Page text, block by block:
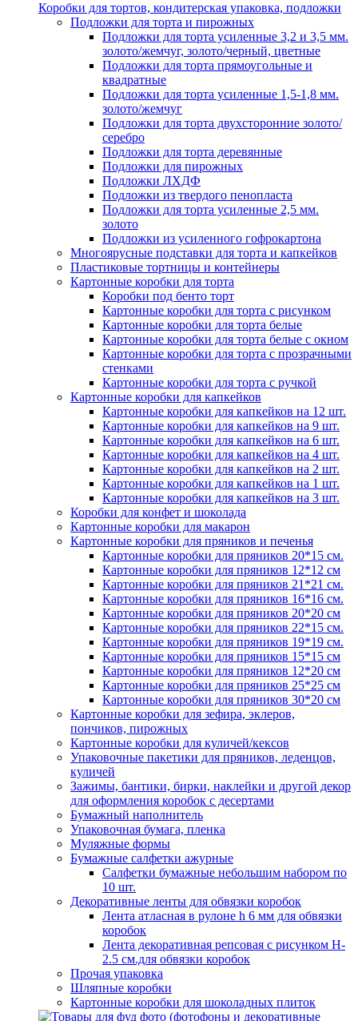
Коробки для тортов, кондитерская упаковка, подложки
Подложки для торта и пирожных
Подложки для торта усиленные 3,2 и 3,5 мм.
золото/жемчуг, золото/черный, цветные
Подложки для торта прямоугольные и
квадратные
Подложки для торта усиленные 1,5-1,8 мм.
золото/жемчуг
Подложки для торта двухсторонние золото/
серебро
Подложки для торта деревянные
Подложки для пирожных
Подложки ЛХДФ
Подложки из твердого пенопласта
Подложки для торта усиленные 2,5 мм.
золото
Подложки из усиленного гофрокартона
Многоярусные подставки для торта и капкейков
Пластиковые тортницы и контейнеры
Картонные коробки для торта
Коробки под бенто торт
Картонные коробки для торта с рисунком
Картонные коробки для торта белые
Картонные коробки для торта белые с окном
Картонные коробки для торта с прозрачными
стенками
Картонные коробки для торта с ручкой
Картонные коробки для капкейков
Картонные коробки для капкейков на 12 шт.
Картонные коробки для капкейков на 9 шт.
Картонные коробки для капкейков на 6 шт.
Картонные коробки для капкейков на 4 шт.
Картонные коробки для капкейков на 2 шт.
Картонные коробки для капкейков на 1 шт.
Картонные коробки для капкейков на 3 шт.
Коробки для конфет и шоколада
Картонные коробки для макарон
Картонные коробки для пряников и печенья
Картонные коробки для пряников 20*15 см.
Картонные коробки для пряников 12*12 см
Картонные коробки для пряников 21*21 см.
Картонные коробки для пряников 16*16 см.
Картонные коробки для пряников 20*20 см
Картонные коробки для пряников 22*15 см.
Картонные коробки для пряников 19*19 см.
Картонные коробки для пряников 15*15 см
Картонные коробки для пряников 12*20 см
Картонные коробки для пряников 25*25 см
Картонные коробки для пряников 30*20 см
Картонные коробки для зефира, эклеров,
пончиков, пирожных
Картонные коробки для куличей/кексов
Упаковочные пакетики для пряников, леденцов,
куличей
Зажимы, бантики, бирки, наклейки и другой декор
для оформления коробок с десертами
Бумажный наполнитель
Упаковочная бумага, пленка
Муляжные формы
Бумажные салфетки ажурные
Салфетки бумажные небольшим набором по
10 шт.
Декоративные ленты для обвязки коробок
Лента атласная в рулоне h 6 мм для обвязки
коробок
Лента декоративная репсовая с рисунком H-
2.5 см.для обвязки коробок
Прочая упаковка
Шляпные коробки
Картонные коробки для шоколадных плиток